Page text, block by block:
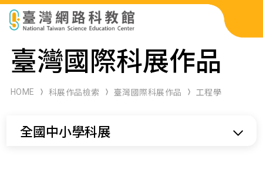
科展作品檢索
科學研習月刊
臺灣國際科展作品
HOME 科展作品檢索 臺灣國際科展作品 工程學
全國中小學科展